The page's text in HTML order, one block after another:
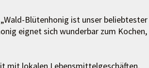
Blütenhonig ist unser beliebtester
eignet sich wunderbar zum Kochen,
mit lokalen Lebensmittelgeschäften,